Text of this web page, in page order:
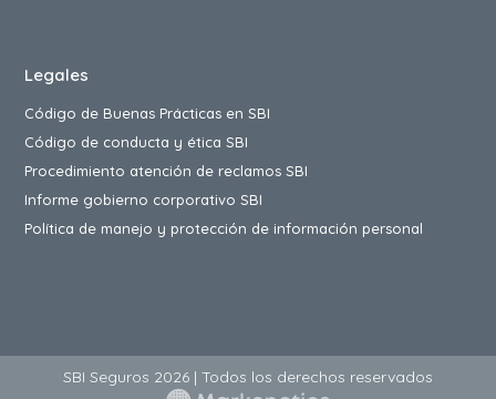
Legales
Código de Buenas Prácticas en SBI
Código de conducta y ética SBI
Procedimiento atención de reclamos SBI
Informe gobierno corporativo SBI
Política de manejo y protección de información personal
SBI Seguros 2026 | Todos los derechos reservados